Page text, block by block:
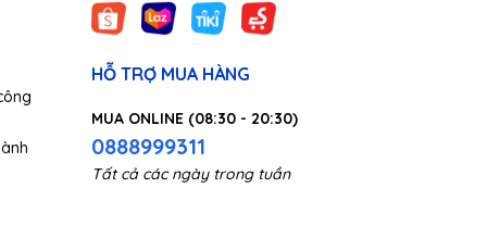
HỖ TRỢ MUA HÀNG
MUA ONLINE (08:30 - 20:30)
0888999311
Tất cả các ngày trong tuần